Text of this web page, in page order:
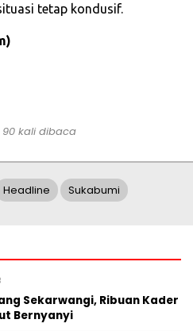
tetap kondusif.
90 kali dibaca
Headline Sukabumi
Sekarwangi, Ribuan Kader
Bernyanyi